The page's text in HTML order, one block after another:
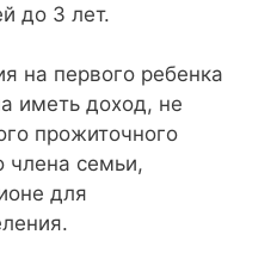
до 3 лет.
на первого ребенка
иметь доход, не
прожиточного
семьи,
для